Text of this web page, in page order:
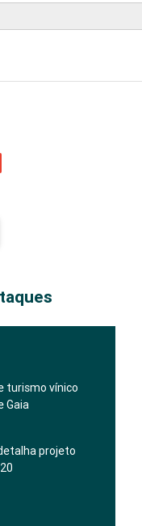
turismo vínico
Gaia
projeto